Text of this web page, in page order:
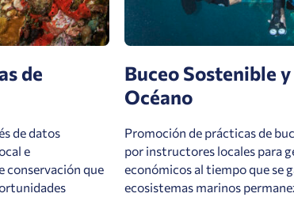
de
de datos
e
conservación que
Buceo Sostenible
Océano
Promoción de prácticas de
por instructores locales para
económicos al tiempo que se
ecosistemas marinos